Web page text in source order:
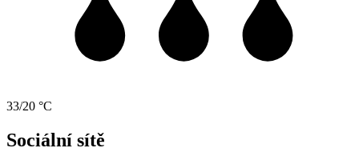
33/20 °C
Sociální sítě